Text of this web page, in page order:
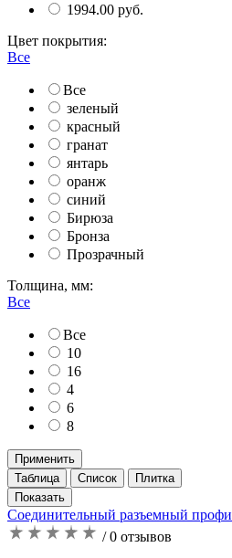
1994.00 руб.
Цвет покрытия:
Все
Все
зеленый
красный
гранат
янтарь
оранж
синий
Бирюза
Бронза
Прозрачный
Толщина, мм:
Все
Все
10
16
4
6
8
Применить
Таблица
Список Плитка
Соединительный разъемный
/ 0 отзывов